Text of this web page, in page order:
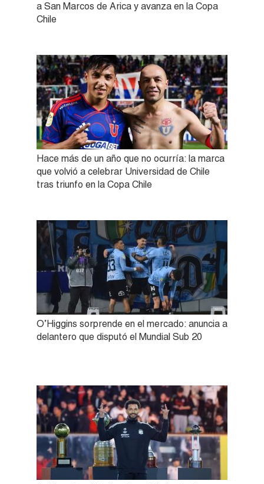
a San Marcos de Arica y avanza en la Copa
Chile
Hace más de un año que no ocurría: la marca
que volvió a celebrar Universidad de Chile
tras triunfo en la Copa Chile
O’Higgins sorprende en el mercado: anuncia a
delantero que disputó el Mundial Sub 20